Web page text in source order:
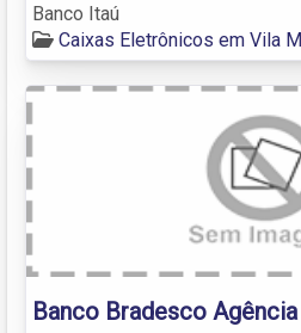
Banco Itaú
Caixas Eletrônicos em Vila
Banco Bradesco